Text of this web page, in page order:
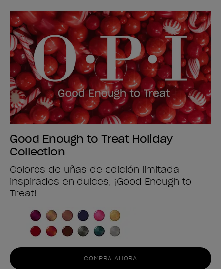
Good Enough to Treat Holiday
Collection
Colores de uñas de edición limitada
inspirados en dulces, ¡Good Enough to
Treat!
COMPRA AHORA